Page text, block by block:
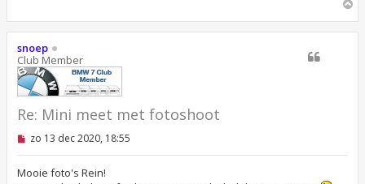
h
t
m
h
snoep
Club Member
Re: Mini meet met fotoshoot
O
g
e
zo 13 dec 2020, 18:55
Mooie foto's Rein!